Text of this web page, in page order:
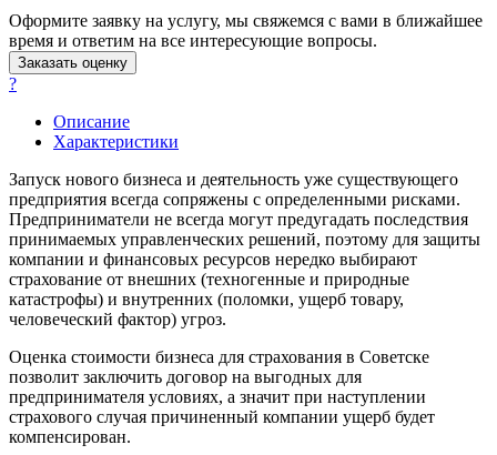
Оформите заявку на услугу, мы свяжемся с вами в ближайшее
время и ответим на все интересующие вопросы.
Заказать оценку
?
Описание
Характеристики
Запуск нового бизнеса и деятельность уже существующего
предприятия всегда сопряжены с определенными рисками.
Предприниматели не всегда могут предугадать последствия
принимаемых управленческих решений, поэтому для защиты
компании и финансовых ресурсов нередко выбирают
страхование от внешних (техногенные и природные
катастрофы) и внутренних (поломки, ущерб товару,
человеческий фактор) угроз.
Оценка стоимости бизнеса для страхования в Советске
позволит заключить договор на выгодных для
предпринимателя условиях, а значит при наступлении
страхового случая причиненный компании ущерб будет
компенсирован.
Асбест
Асино
Астрахань
Ахтубинск
Балабаново
Балаково
Балашиха
Балашов
Барабинск
Барнаул
Бахчисарай
Белая Калитва
Белгород
Белебей